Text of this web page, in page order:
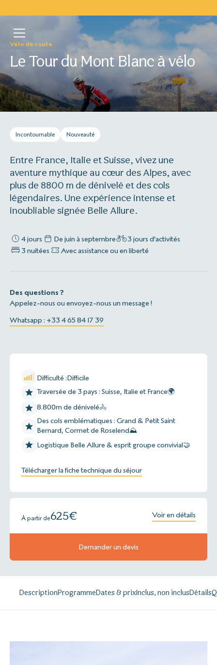
Vélo de route
Le Tour du Mont Blanc à vélo
Incontournable Nouveauté
Entre France, Italie et Suisse, vivez une
aventure mythique au cœur des Alpes, avec
plus de 8800 m de dénivelé et des cols
légendaires. Une expérience intense et
inoubliable signée Belle Allure.
4 jours De juin à septembre
3 jours d'activités
3 nuitées
Avec assistance ou en liberté
Des questions ?
Appelez-nous ou envoyez-nous un message !
Whatsapp : +33 4 65 84 17 39
Difficulté :Difficile
Traversée de 3 pays : Suisse, Italie et France🌍
8.800m de dénivelé🚴
Des cols emblématiques : Grand & Petit Saint
Bernard, Cormet de Roselend⛰
Logistique Belle Allure & esprit groupe convivial🤝
Télécharger la fiche technique du séjour
À partir de625€ Voir en détails
Demander un devis
DescriptionProgrammeDates & prixInclus, non inclusDétails